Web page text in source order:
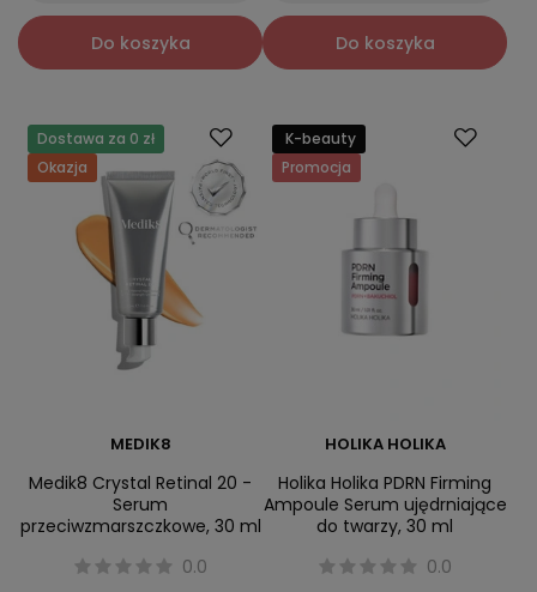
Do koszyka Do koszyka
Dostawa za 0 zł
Okazja
MEDIK8
Medik8 Crystal Retinal 20 -
Serum
przeciwzmarszczkowe, 30 ml
0.0
K-beauty
Promocja
HOLIKA HOLIKA
Holika Holika PDRN Firming
Ampoule Serum ujędrniające
do twarzy, 30 ml
0.0